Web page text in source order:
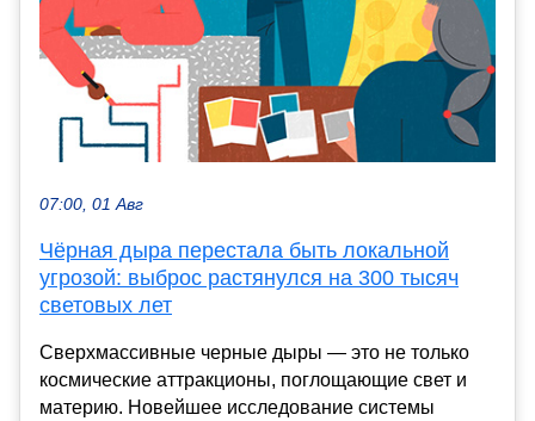
07:00, 01 Авг
Чёрная дыра перестала быть локальной
угрозой: выброс растянулся на 300 тысяч
световых лет
Сверхмассивные черные дыры — это не только
космические аттракционы, поглощающие свет и
материю. Новейшее исследование системы